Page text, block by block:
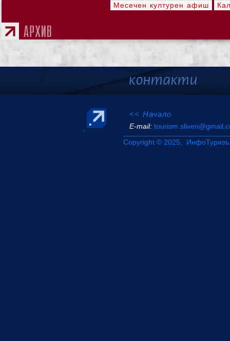
Месечен културен афиш
<< Начало
Е-mail:
Copyright © 2025,